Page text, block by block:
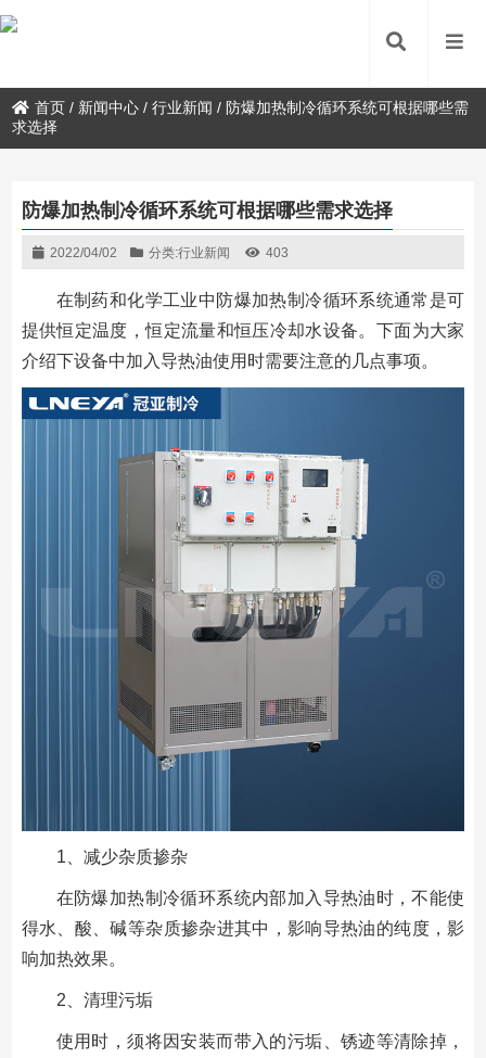
首页 / 新闻中心 /行业新闻 / 防爆加热制冷循环系统可根据哪些需
求选择
防爆加热制冷循环系统可根据哪些需求选择
2022/04/02 分类:行业新闻 403
在制药和化学工业中防爆加热制冷循环系统通常是可
提供恒定温度，恒定流量和恒压冷却水设备。下面为大家
介绍下设备中加入导热油使用时需要注意的几点事项。
1、减少杂质掺杂
在防爆加热制冷循环系统内部加入导热油时，不能使
得水、酸、碱等杂质掺杂进其中，影响导热油的纯度，影
响加热效果。
2、清理污垢
使用时，须将因安装而带入的污垢、锈迹等清除掉，